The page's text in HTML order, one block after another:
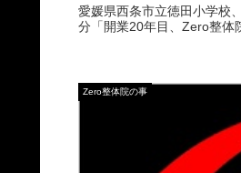
愛媛県西条市立徳田小学校
分「開業20年目、Zero整
Zero整体院の事